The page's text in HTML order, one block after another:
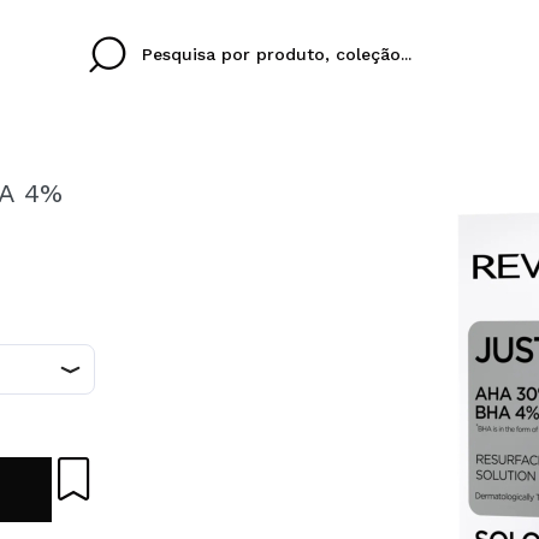
Eu não tenho uma
Ao criar uma conta
rapidamente, verificar
operações anteriores.
IDIOMA PORTUGUESE
4%
Ines
colori